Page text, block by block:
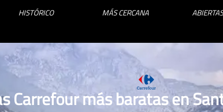
HISTÓRICO MÁS CERCANA
Carrefour más baratas en